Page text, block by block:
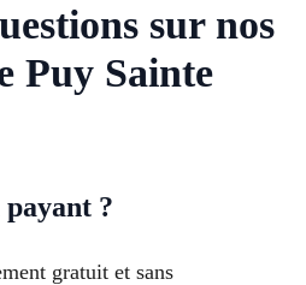
sur nos
Puy Sainte
?
gratuit et sans